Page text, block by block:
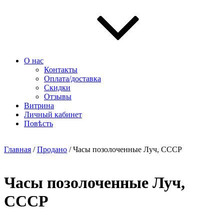
О нас
Контакты
Оплата/доставка
Скидки
Отзывы
Витрина
Личный кабинет
Повѣсть
Главная /Продано / Часы позолоченные Луч, СССР
Часы позолоченные Луч,
СССР